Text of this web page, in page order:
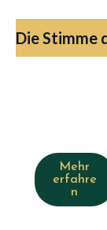
Die Stimme
Mehr
erfahre
n